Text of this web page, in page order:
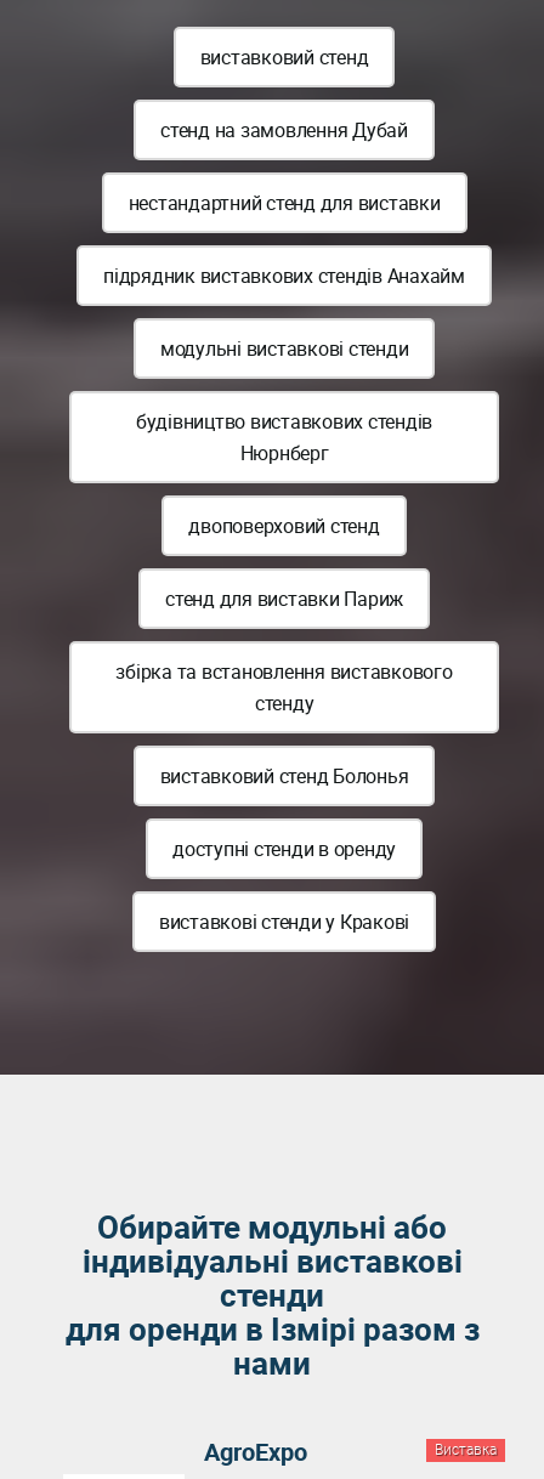
виставковий стенд
стенд на замовлення Дубай
нестандартний стенд для виставки
підрядник виставкових стендів Анахайм
модульні виставкові стенди
будівництво виставкових стендів
Нюрнберг
двоповерховий стенд
стенд для виставки Париж
збірка та встановлення виставкового
стенду
виставковий стенд Болонья
доступні стенди в оренду
виставкові стенди у Кракові
Обирайте модульні або
індивідуальні виставкові
стенди
для оренди в Ізмірі разом з
нами
Виставка
AgroExpo